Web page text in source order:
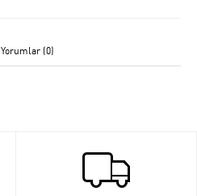
Yorumlar (0)